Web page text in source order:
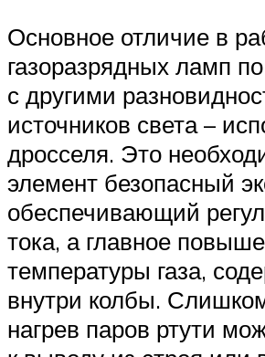
Основное отличие в
газоразрядных ламп
с другими
источников света –
дросселя. Это
элемент безопасный
обеспечивающий
тока, а главное
температуры газа,
внутри колбы.
нагрев паров ртути